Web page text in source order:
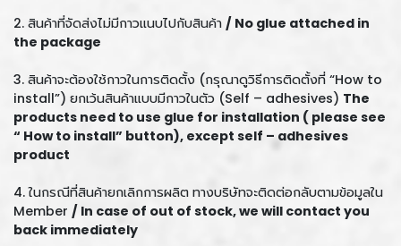
2. สินค้าที่จัดส่งไม่มีกาวแนบไปกับสินค้า / No glue attached in
the package
3. สินค้าจะต้องใช้กาวในการติดตั้ง (กรุณาดูวิธีการติดตั้งที่ “How to
install”) ยกเว้นสินค้าแบบมีกาวในตัว (Self – adhesives) The
products need to use glue for installation ( please see
“ How to install” button), except self – adhesives
product
4. ในกรณีที่สินค้ายกเลิกการผลิต ทางบริษัทจะติดต่อกลับตามข้อมูลใน
Member / In case of out of stock, we will contact you
back immediately